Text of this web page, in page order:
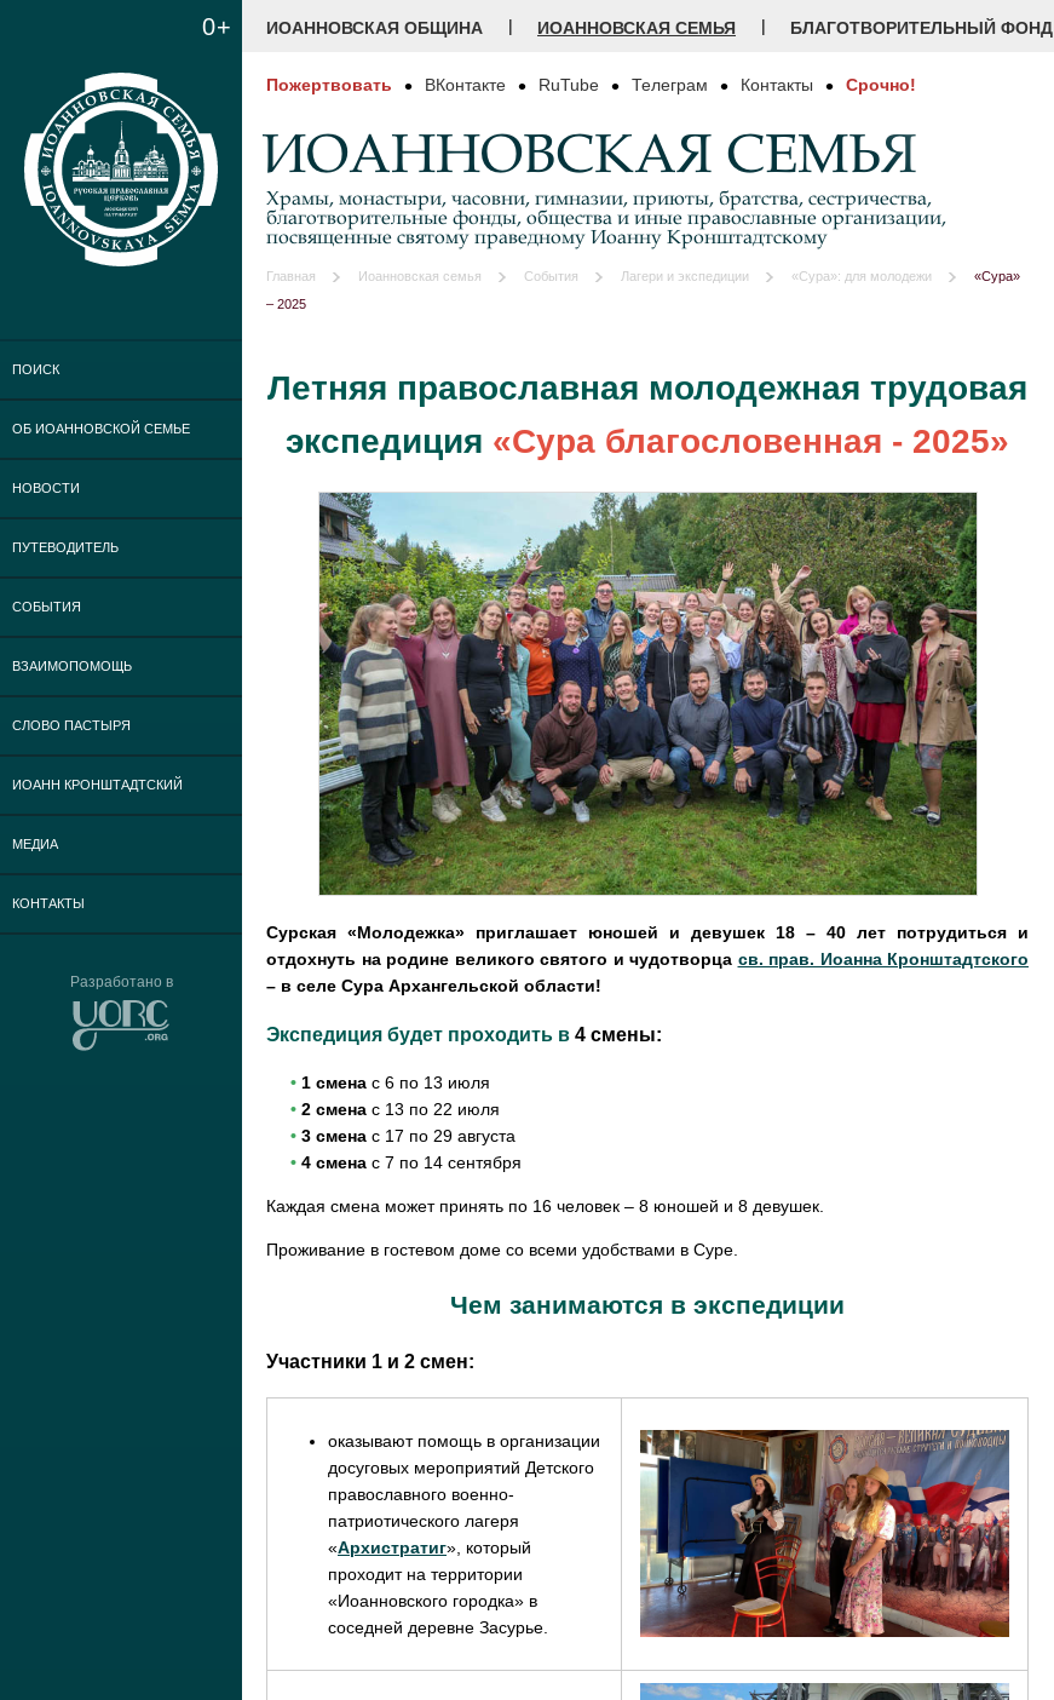
0+
ПОИСК
ОБ ИОАННОВСКОЙ СЕМЬЕ
НОВОСТИ
ПУТЕВОДИТЕЛЬ
СОБЫТИЯ
ВЗАИМОПОМОЩЬ
СЛОВО ПАСТЫРЯ
ИОАНН КРОНШТАДТСКИЙ
МЕДИА
КОНТАКТЫ
Разработано в
ИОАННОВСКАЯ ОБЩИНА | ИОАННОВСКАЯ СЕМЬЯ | БЛАГОТВОРИТЕЛЬНЫЙ ФОНД
Пожертвовать ВКонтакте RuTube Телеграм Контакты Срочно!
ИОАННОВСКАЯ СЕМЬЯ
Храмы, монастыри, часовни, гимназии, приюты, братства, сестричества,
благотворительные фонды, общества и иные православные организации,
посвященные святому праведному Иоанну Кронштадтскому
Главная Иоанновская семья События Лагери и экспедиции «Сура»: для молодежи
«Сура»
– 2025
Летняя православная молодежная трудовая
экспедиция «Сура благословенная - 2025»
Сурская «Молодежка» приглашает юношей и девушек 18 – 40 лет потрудиться и
отдохнуть на родине великого святого и чудотворца св. прав. Иоанна Кронштадтского
– в селе Сура Архангельской области!
Экспедиция будет проходить в 4 смены:
• 1 смена с 6 по 13 июля
• 2 смена с 13 по 22 июля
• 3 смена с 17 по 29 августа
• 4 смена с 7 по 14 сентября
Каждая смена может принять по 16 человек – 8 юношей и 8 девушек.
Проживание в гостевом доме со всеми удобствами в Суре.
Чем занимаются в экспедиции
Участники 1 и 2 смен:
оказывают помощь в организации
досуговых мероприятий Детского
православного военно-
патриотического лагеря
«Архистратиг», который
проходит на территории
«Иоанновского городка» в
соседней деревне Засурье.